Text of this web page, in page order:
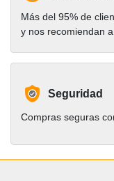
Más del 95% de
y nos recomiendan
Seguridad
Compras seguras